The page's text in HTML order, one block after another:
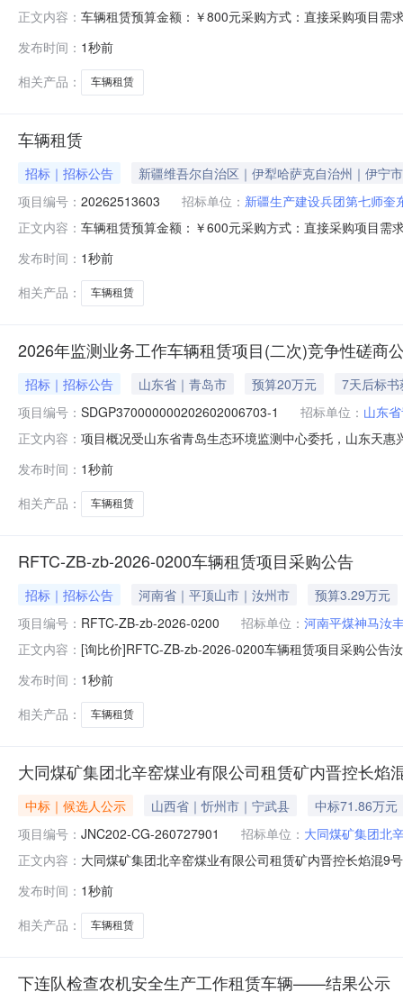
正文内容： 车辆租赁预算金额：￥800元采购方式：直接采购项目
发布时间： 1秒前
相关产品：
车辆租赁
车辆租赁
招标｜招标公告
新疆维吾尔自治区｜伊犁哈萨克自治州｜伊宁市
项目编号： 20262513603 招标单位： 新疆生产建设兵团第七师奎
正文内容： 车辆租赁预算金额：￥600元采购方式：直接采购项目需
发布时间： 1秒前
相关产品：
车辆租赁
2026年监测业务工作车辆租赁项目(二次)竞争性磋商
招标｜招标公告 山东省｜青岛市 预算20万元
7天后标
项目编号： SDGP370000000202602006703-1 招标单位： 山东
正文内容： 项目概况受山东省青岛生态环境监测中心委托，山东天
电子交易系统按项目获取采购文件，并于2026年08月21
发布时间： 1秒前
相关产品：
车辆租赁
RFTC-ZB-zb-2026-0200车辆租赁项目采购公告
招标｜招标公告 河南省｜平顶山市｜汝州市
预算3.29万元
项目编号： RFTC-ZB-zb-2026-0200 招标单位： 河南平煤神马汝
正文内容： [询比价]RFTC-ZB-zb-2026-0200车辆租赁项目采购公告
限公司六、采购内容:我公司位于河南省平顶山市汝州市
发布时间： 1秒前
相关产品：
车辆租赁
大同煤矿集团北辛窑煤业有限公司租赁矿内晋控长焰
中标｜候选人公示 山西省｜忻州市｜宁武县
中标71.86万元
项目编号： JNC202-CG-260727901 招标单位： 大同煤矿集团北
正文内容： 大同煤矿集团北辛窑煤业有限公司租赁矿内晋控长焰混
2607189411JNMF1894/01），经评审小组评审，确定
发布时间： 1秒前
相关产品：
车辆租赁
下连队检查农机安全生产工作租赁车辆——结果公示